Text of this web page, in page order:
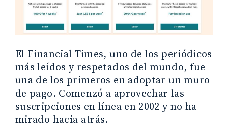
El Financial Times, uno de los periódicos
más leídos y respetados del mundo, fue
una de los primeros en adoptar un muro
de pago. Comenzó a aprovechar las
suscripciones en línea en 2002 y no ha
mirado hacia atrás.